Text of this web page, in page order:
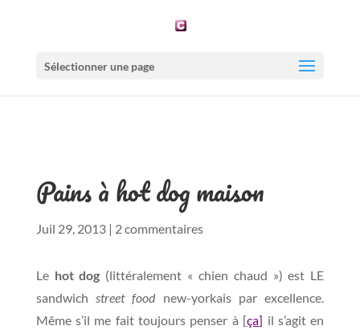
Sélectionner une page
Pains à hot dog maison
Juil 29, 2013| 2 commentaires
Le hot dog (littéralement « chien chaud ») est LE
sandwichstreet foodnew-yorkais par excellence.
Même s’il me fait toujours penser à [ça] il s’agit en